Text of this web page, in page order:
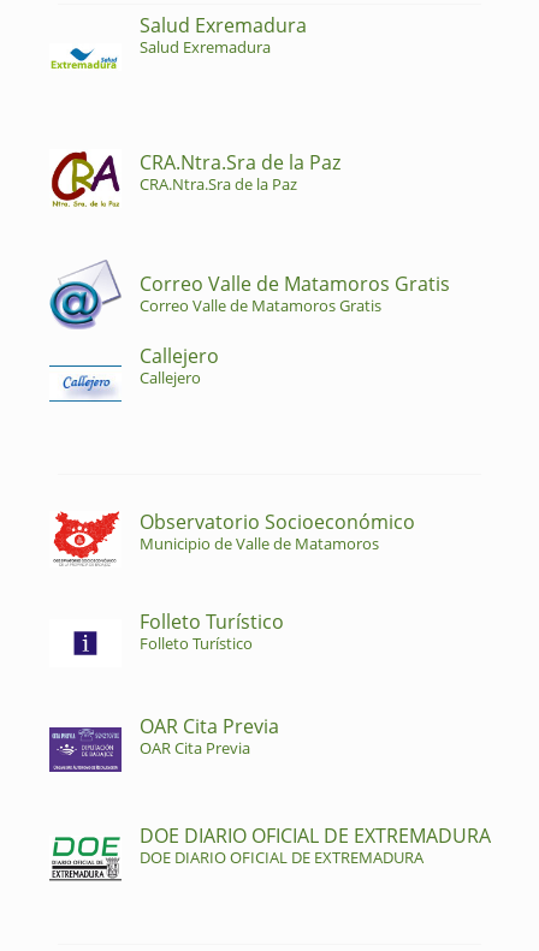
Salud Exremadura
Salud Exremadura
CRA.Ntra.Sra de la Paz
CRA.Ntra.Sra de la Paz
Correo Valle de Matamoros Gratis
Correo Valle de Matamoros Gratis
Callejero
Callejero
Observatorio Socioeconómico
Municipio de Valle de Matamoros
Folleto Turístico
Folleto Turístico
OAR Cita Previa
OAR Cita Previa
DOE DIARIO OFICIAL DE EXTREMADURA
DOE DIARIO OFICIAL DE EXTREMADURA